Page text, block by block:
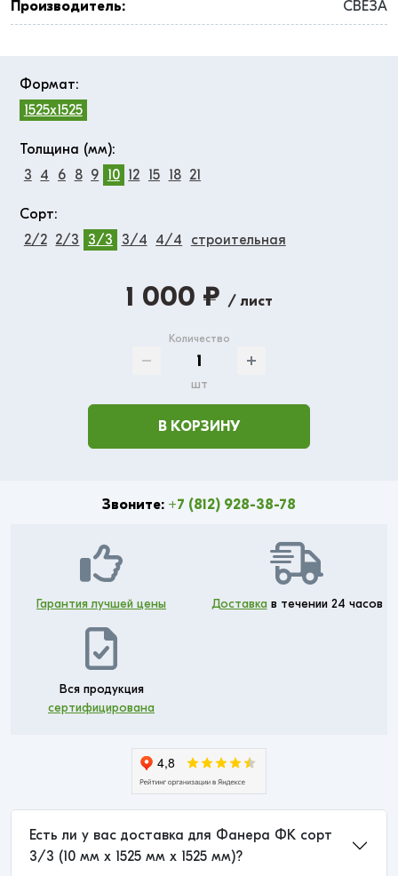
Производитель: СВЕЗА
Формат:
1525x1525
Толщина (мм):
3
4 6 8 9 10 12 15 18 21
Сорт:
2/2 2/3 3/3 3/4 4/4 строительная
1 000 ₽ / лист
Количество
шт
В КОРЗИНУ
Звоните: +7 (812) 928-38-78
Гарантия лучшей цены Доставкав течении 24 часов
Вся продукция
сертифицирована
Есть ли у вас доставка для Фанера ФК сорт
3/3 (10 мм x 1525 мм x 1525 мм)?